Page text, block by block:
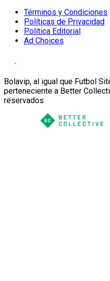
Términos y Condiciones
Políticas de Privacidad
Política Editorial
Ad Choices
Bolavip, al igual que Futbol
perteneciente a Better
reservados